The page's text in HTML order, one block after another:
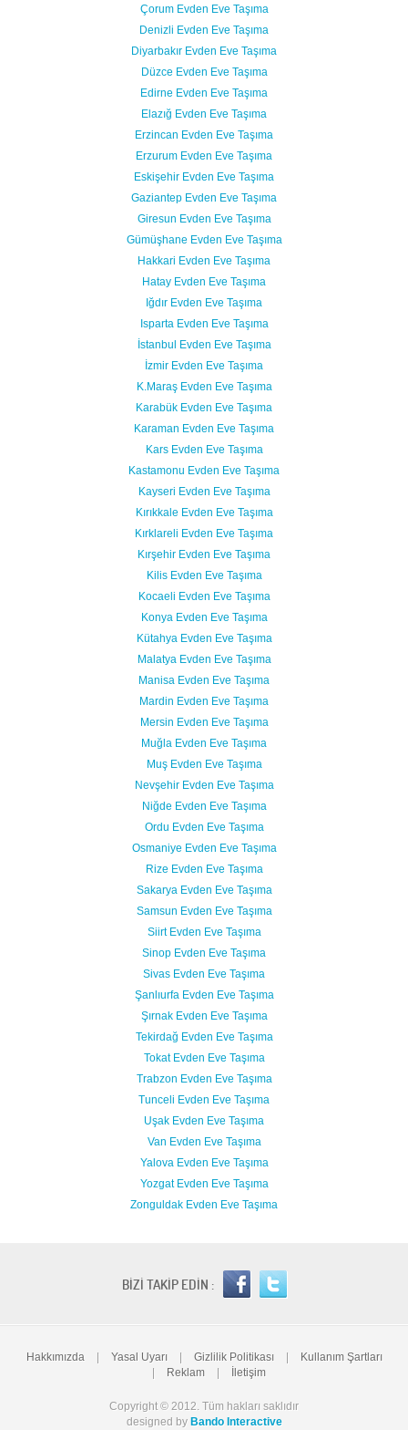
Çorum Evden Eve Taşıma
Denizli Evden Eve Taşıma
Diyarbakır Evden Eve Taşıma
Düzce Evden Eve Taşıma
Edirne Evden Eve Taşıma
Elazığ Evden Eve Taşıma
Erzincan Evden Eve Taşıma
Erzurum Evden Eve Taşıma
Eskişehir Evden Eve Taşıma
Gaziantep Evden Eve Taşıma
Giresun Evden Eve Taşıma
Gümüşhane Evden Eve Taşıma
Hakkari Evden Eve Taşıma
Hatay Evden Eve Taşıma
Iğdır Evden Eve Taşıma
Isparta Evden Eve Taşıma
İstanbul Evden Eve Taşıma
İzmir Evden Eve Taşıma
K.Maraş Evden Eve Taşıma
Karabük Evden Eve Taşıma
Karaman Evden Eve Taşıma
Kars Evden Eve Taşıma
Kastamonu Evden Eve Taşıma
Kayseri Evden Eve Taşıma
Kırıkkale Evden Eve Taşıma
Kırklareli Evden Eve Taşıma
Kırşehir Evden Eve Taşıma
Kilis Evden Eve Taşıma
Kocaeli Evden Eve Taşıma
Konya Evden Eve Taşıma
Kütahya Evden Eve Taşıma
Malatya Evden Eve Taşıma
Manisa Evden Eve Taşıma
Mardin Evden Eve Taşıma
Mersin Evden Eve Taşıma
Muğla Evden Eve Taşıma
Muş Evden Eve Taşıma
Nevşehir Evden Eve Taşıma
Niğde Evden Eve Taşıma
Ordu Evden Eve Taşıma
Osmaniye Evden Eve Taşıma
Rize Evden Eve Taşıma
Sakarya Evden Eve Taşıma
Samsun Evden Eve Taşıma
Siirt Evden Eve Taşıma
Sinop Evden Eve Taşıma
Sivas Evden Eve Taşıma
Şanlıurfa Evden Eve Taşıma
Şırnak Evden Eve Taşıma
Tekirdağ Evden Eve Taşıma
Tokat Evden Eve Taşıma
Trabzon Evden Eve Taşıma
Tunceli Evden Eve Taşıma
Uşak Evden Eve Taşıma
Van Evden Eve Taşıma
Yalova Evden Eve Taşıma
Yozgat Evden Eve Taşıma
Zonguldak Evden Eve Taşıma
BİZİ TAKİP EDİN :
Hakkımızda | Yasal Uyarı | Gizlilik Politikası |
Kullanım Şartları
|
Reklam | İletişim
Copyright © 2012. Tüm hakları saklıdır
designed by Bando Interactive